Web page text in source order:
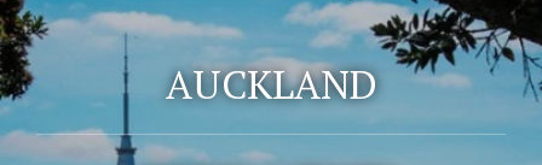
AUCKLAND